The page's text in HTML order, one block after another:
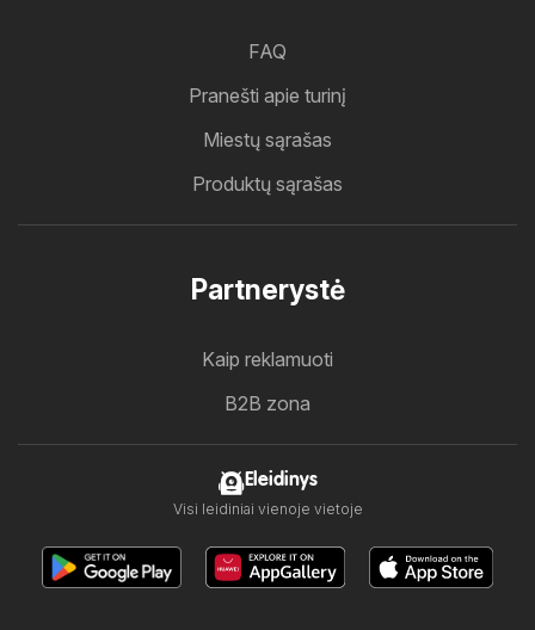
FAQ
Pranešti apie turinį
Miestų sąrašas
Produktų sąrašas
Partnerystė
Kaip reklamuoti
B2B zona
Eleidinys
Visi leidiniai vienoje vietoje